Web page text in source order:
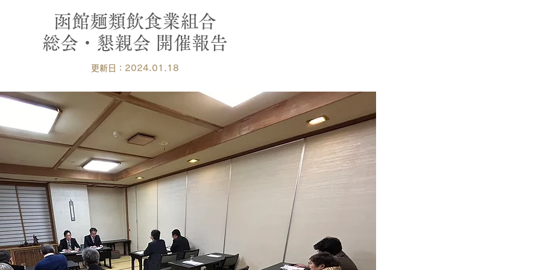
函館麺類飲食業組合
総会・懇親会 開催報告
更新日：2024.01 . 18